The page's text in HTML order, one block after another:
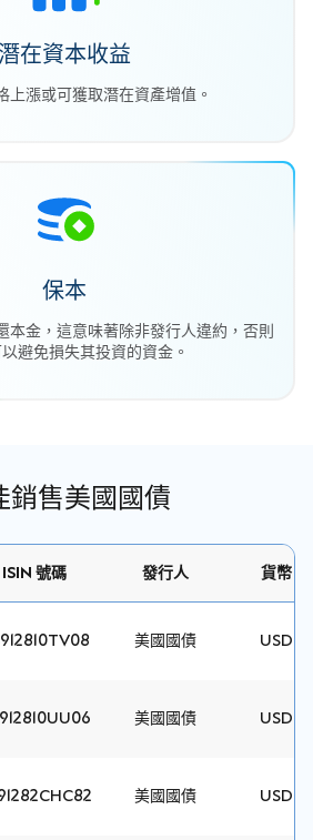
潛在資本收益
上漲或可獲取潛在資產增值。
保本
本金，這意味著除非發行人違約，否則
避免損失其投資的資金。
銷售美國國債
ISIN 號碼 發行人 貨幣
美國國債 USD
美國國債 USD
美國國債 USD